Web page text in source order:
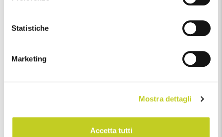
Statistiche
Marketing
Mostra dettagli
Accetta tutti
Rinnova e Coreografa